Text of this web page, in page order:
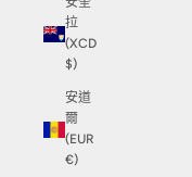
拉
(XCD
$)
安道
爾
(EUR
€)